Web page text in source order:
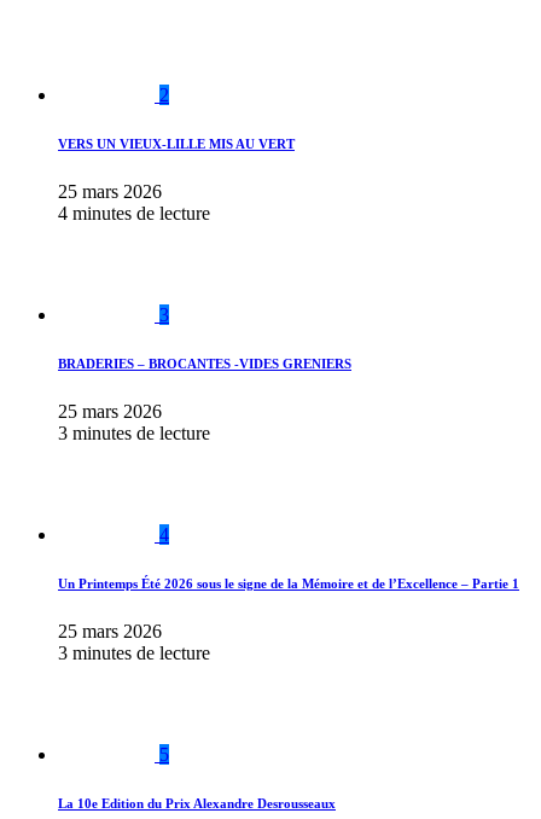
2
VERS UN VIEUX-LILLE MIS AU VERT
25 mars 2026
4 minutes de lecture
3
BRADERIES – BROCANTES -VIDES GRENIERS
25 mars 2026
3 minutes de lecture
4
Un Printemps Été 2026 sous le signe de la Mémoire et de l’Excellence – Partie 1
25 mars 2026
3 minutes de lecture
5
La 10e Edition du Prix Alexandre Desrousseaux